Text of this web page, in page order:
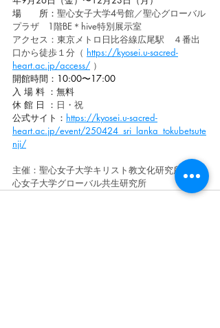
場　　所： 聖心女子大学4号館／聖心グローバル
プラザ　1階BE＊hive特別展示室
アクセス：東京メトロ日比谷線広尾駅　４番出
口から徒歩１分（ https://kyosei.u-sacred-
heart.ac.jp/access/ ）
開館時間： 10:00〜17:00
入 場 料 ：無料
休 館 日 ： 日・祝
公式サイト： https://kyosei.u-sacred-
heart.ac.jp/event/250424_sri_lanka_tokubetsute
nji/
主催：聖心女子大学キリスト教文化研究所　聖
心女子大学グローバル共生研究所